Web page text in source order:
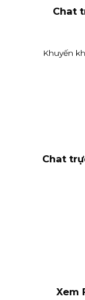
Chat
Khuyến
Chat
Xem